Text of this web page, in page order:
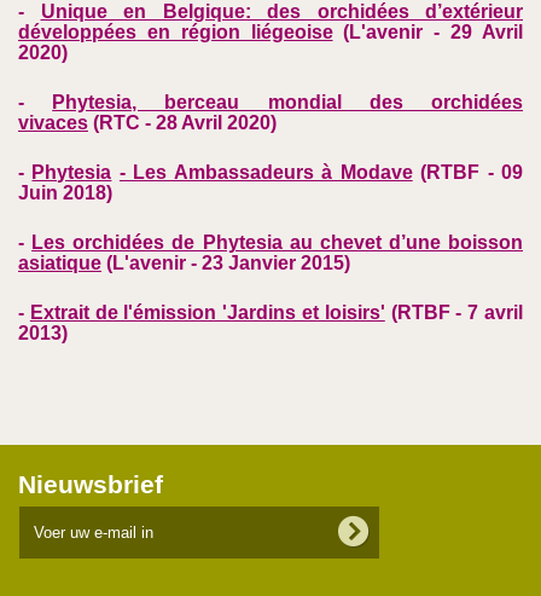
- Unique en Belgique: des orchidées d’extérieur
développées en région liégeoise (L'avenir - 29 Avril
2020)
-
Phytesia, berceau mondial des orchidées
vivaces (RTC - 28 Avril 2020)
- Phytesia - Les Ambassadeurs à Modave (RTBF - 09
Juin 2018)
- Les orchidées de Phytesia au chevet d’une boisson
asiatique (L'avenir - 23 Janvier 2015)
- Extrait de l'émission 'Jardins et loisirs' (RTBF - 7 avril
2013)
Nieuwsbrief